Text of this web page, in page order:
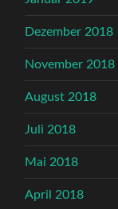
Dezember 2018
November 2018
August 2018
Juli 2018
Mai 2018
April 2018